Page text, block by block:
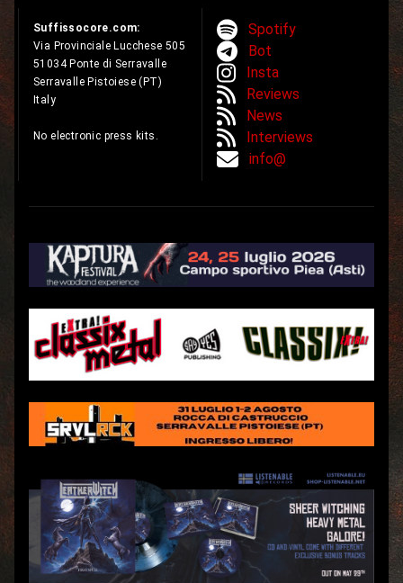
Suffissocore.com:
Via Provinciale Lucchese 505
51034 Ponte di Serravalle
Serravalle Pistoiese (PT)
Italy
No electronic press kits.
Spotify
Bot
Insta
Reviews
News
Interviews
info@